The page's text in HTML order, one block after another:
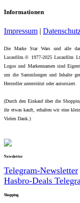
Informationen
Impressum |
Die Marke Star Wars und alle
Lucasfilm.© 1977-2025 Lucasfilm
Logos und Markennamen sind
um die Sammlungen und Inhalte
Hersteller unterstützt oder autorisiert.
(Durch den Einkauf über die
ihr etwas kauft, erhalten wir eine
Vielen Dank.)
Newsletter
Telegram-Newsletter
Hasbro-Deals
Shopping